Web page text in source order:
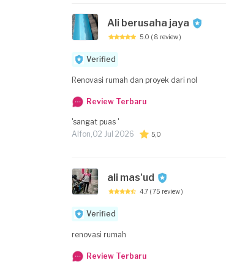
Ali berusaha jaya
5.0 ( 8 review )
Verified
Renovasi rumah dan proyek dari nol
Review Terbaru
'sangat puas '
Alfon,02 Jul 2026 5,0
ali mas'ud
4.7 ( 75 review )
Verified
renovasi rumah
Review Terbaru